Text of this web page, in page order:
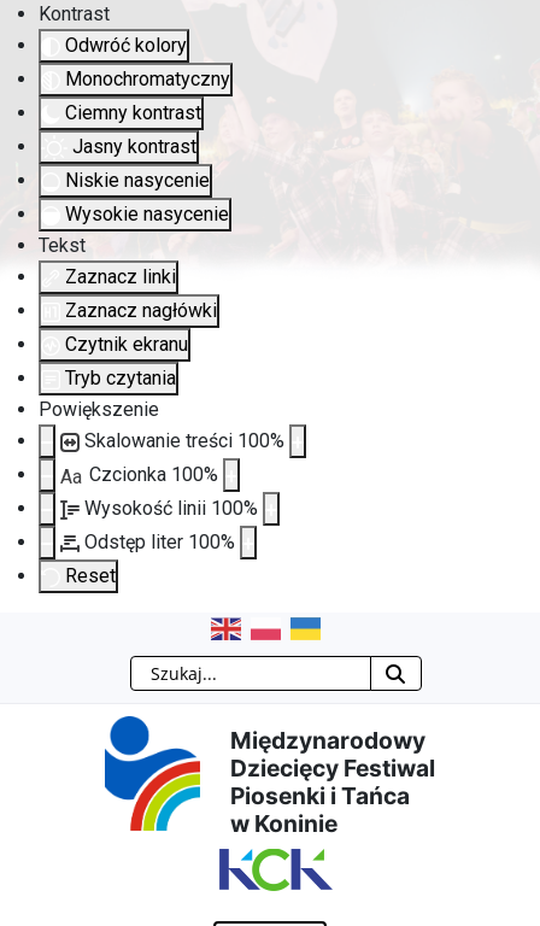
Kontrast
Odwróć kolory
Monochromatyczny
Ciemny kontrast
Jasny kontrast
Niskie nasycenie
Wysokie nasycenie
Tekst
Zaznacz linki
Zaznacz nagłówki
Czytnik ekranu
Tryb czytania
Powiększenie
Skalowanie treści 100%
Aa Czcionka 100%
Wysokość linii 100%
Odstęp liter 100%
Reset
Przejdź
treści
głównej
Przejdź
menu
nawigacyjnego
Przejdź
wyszukiwarki
Przejdź
mapy
strony
Szukaj
Międzynarodowy
Dziecięcy Festiwal
Piosenki i Tańca
w Koninie